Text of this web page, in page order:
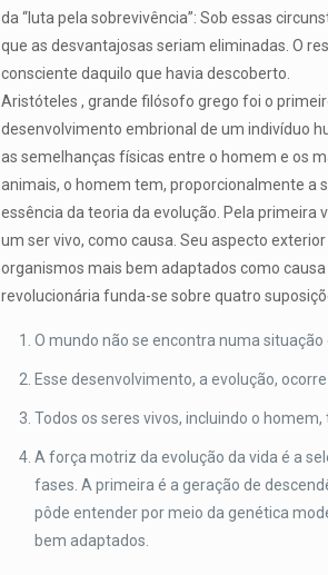
da “luta pela sobrevivência”: Sob essas
que as desvantajosas seriam eliminadas. O
consciente daquilo que havia descoberto.
Aristóteles , grande filósofo grego foi o
desenvolvimento embrional de um indivíduo
as semelhanças físicas entre o homem e os
animais, o homem tem, proporcionalmente a
essência da teoria da evolução. Pela primeira
um ser vivo, como causa. Seu aspecto
organismos mais bem adaptados como
revolucionária funda-se sobre quatro
O mundo não se encontra numa
Esse desenvolvimento, a evolução,
Todos os seres vivos, incluindo o
A força motriz da evolução da vida é a
fases. A primeira é a geração de
pôde entender por meio da genética
bem adaptados.